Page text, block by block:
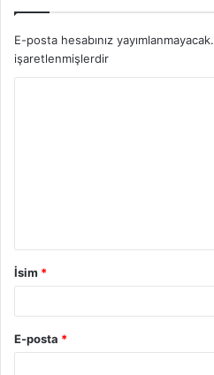
E-posta hesabınız yayımlanmayacak.
işaretlenmişlerdir
İsim *
E-posta *